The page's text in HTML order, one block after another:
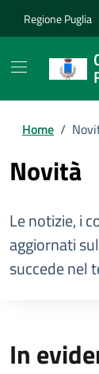
Regione Puglia
Home /
Novità
Le notizie, i
aggiornati
succede nel
In